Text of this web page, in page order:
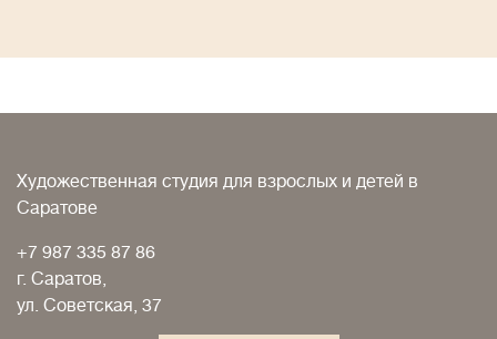
Художественная студия для взрослых и детей в
Саратове
+7 987 335 87 86
г. Саратов,
ул. Советская, 37